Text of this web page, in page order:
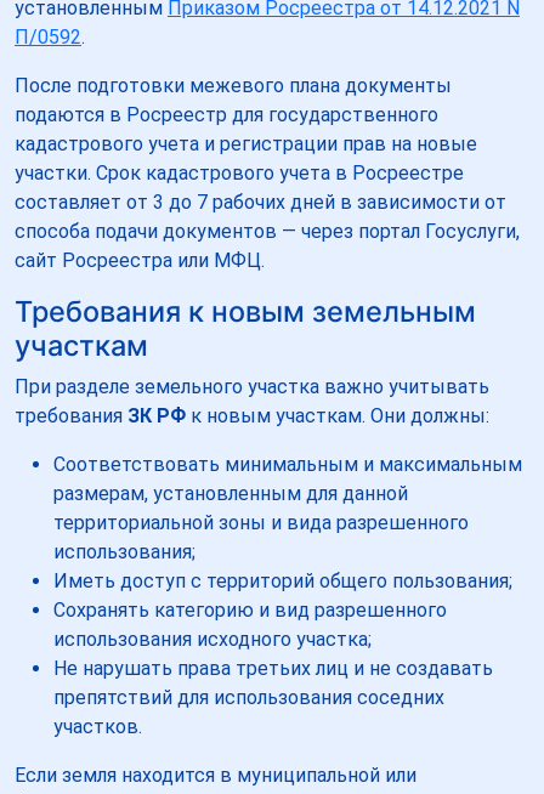
установленным Приказом Росреестра от 14.12.2021 N
П/0592.
После подготовки межевого плана документы
подаются в Росреестр для государственного
кадастрового учета и регистрации прав на новые
участки. Срок кадастрового учета в Росреестре
составляет от 3 до 7 рабочих дней в зависимости от
способа подачи документов — через портал Госуслуги,
сайт Росреестра или МФЦ.
Требования к новым земельным
участкам
При разделе земельного участка важно учитывать
требования ЗК РФ к новым участкам. Они должны:
Соответствовать минимальным и максимальным
размерам, установленным для данной
территориальной зоны и вида разрешенного
использования;
Иметь доступ с территорий общего пользования;
Сохранять категорию и вид разрешенного
использования исходного участка;
Не нарушать права третьих лиц и не создавать
препятствий для использования соседних
участков.
Если земля находится в муниципальной или